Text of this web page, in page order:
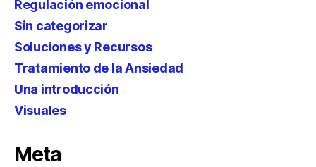
Regulación emocional
Sin categorizar
Soluciones y Recursos
Tratamiento de la Ansiedad
Una introducción
Visuales
Meta